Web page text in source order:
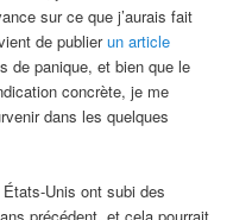
sur ce que j’aurais fait
de publierun article
de panique, et bien que le
concrète, je me
dans les quelques
Unis ont subi des
précédent, et cela pourrait